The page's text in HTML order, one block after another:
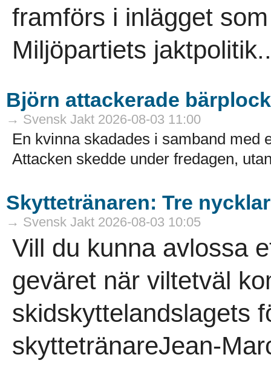
framförs i inlägget
Miljöpartiets
Björn attackerade
→ Svensk Jakt 2026-08-03 11:00
En kvinna skadades i samband med
Attacken skedde under fredagen,
Skyttetränaren: Tre
→ Svensk Jakt 2026-08-03 10:05
Vill du kunna avlossa
geväret när viltetväl
skidskyttelandslagets
skyttetränareJean-